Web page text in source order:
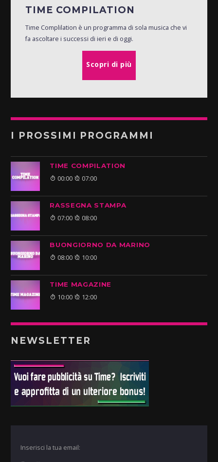
TIME COMPILATION
Time Complilation è un programma di sola musica che vi
fa ascoltare i successi di ieri e di oggi.
Scopri di più
I PROSSIMI PROGRAMMI
TIME COMPILATION
00:00 07:00
RASSEGNA STAMPA
07:00 08:00
BUONGIORNO DA MARINO
08:00 10:00
TIME MAGAZINE
10:00 12:00
NEWSLETTER
Inserisci la tua email: